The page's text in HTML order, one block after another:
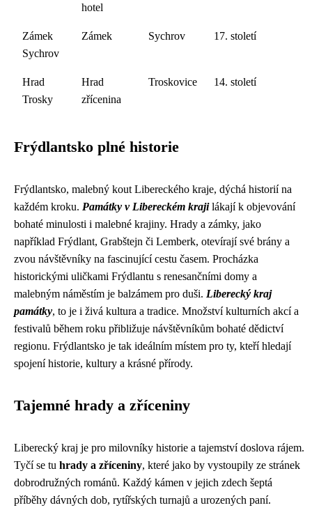
hotel
Zámek
Sychrov
Zámek Sychrov 17. století
Hrad
Trosky
Hrad
zřícenina
Troskovice 14. století
Frýdlantsko plné historie
Frýdlantsko, malebný kout Libereckého kraje, dýchá historií na
každém kroku. Památky v Libereckém krajilákají k objevování
bohaté minulosti i malebné krajiny. Hrady a zámky, jako
například Frýdlant, Grabštejn či Lemberk, otevírají své brány a
zvou návštěvníky na fascinující cestu časem. Procházka
historickými uličkami Frýdlantu s renesančními domy a
malebným náměstím je balzámem pro duši. Liberecký kraj
památky, to je i živá kultura a tradice. Množství kulturních akcí a
festivalů během roku přibližuje návštěvníkům bohaté dědictví
regionu. Frýdlantsko je tak ideálním místem pro ty, kteří hledají
spojení historie, kultury a krásné přírody.
Tajemné hrady a zříceniny
Liberecký kraj je pro milovníky historie a tajemství doslova rájem.
Tyčí se tu hrady a zříceniny, které jako by vystoupily ze stránek
dobrodružných románů. Každý kámen v jejich zdech šeptá
příběhy dávných dob, rytířských turnajů a urozených paní.